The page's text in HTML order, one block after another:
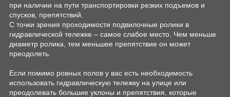
при наличии на пути транспортировки резких подъемов и
спусков, препятствий.
С точки зрения проходимости подвилочные ролики в
гидравлической тележке – самое слабое место. Чем меньше
диаметр ролика, тем меньшее препятствие он может
преодолеть.
Если помимо ровных полов у вас есть необходимость
использовать гидравлическую тележку на улице или
преодолевать большие уклоны и препятствия, которые